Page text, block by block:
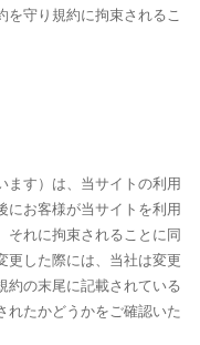
を守り規約に拘束されるこ
ます）は、当サイトの利用
にお客様が当サイトを利用
それに拘束されることに同
更した際には、当社は変更
約の末尾に記載されている
れたかどうかをご確認いた